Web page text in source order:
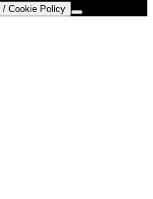
/ Cookie Policy